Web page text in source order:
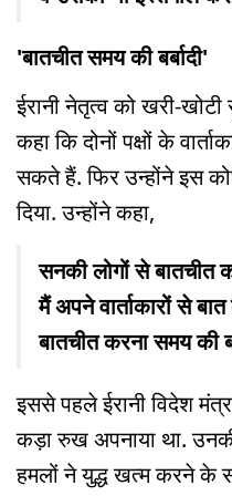
'बातचीत समय की बर्बादी'
ईरानी नेतृत्व को खरी-
कहा कि दोनों पक्षों के
सकते हैं. फिर उन्होंने इस
दिया. उन्होंने कहा,
सनकी लोगों से बातचीत
मैं अपने वार्ताकारों से
बातचीत करना समय की
इससे पहले ईरानी विदेश
कड़ा रुख अपनाया था.
हमलों ने युद्ध खत्म करने के